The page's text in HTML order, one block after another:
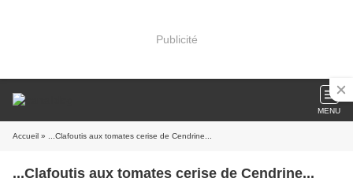
Publicité
MENU
Accueil » ...Clafoutis aux tomates cerise de Cendrine...
...Clafoutis aux tomates cerise de Cendrine...